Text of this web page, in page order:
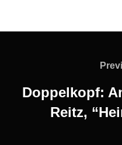
Doppelkopf:
Reitz,